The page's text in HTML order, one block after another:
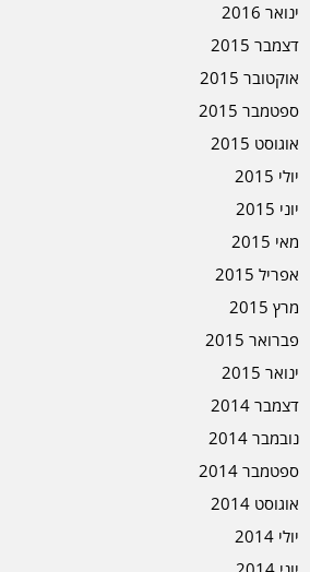
ינואר 2016
דצמבר 2015
אוקטובר 2015
ספטמבר 2015
אוגוסט 2015
יולי 2015
יוני 2015
מאי 2015
אפריל 2015
מרץ 2015
פברואר 2015
ינואר 2015
דצמבר 2014
נובמבר 2014
ספטמבר 2014
אוגוסט 2014
יולי 2014